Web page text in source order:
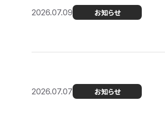
2026.07.09 お知らせ
2026.07.07 お知らせ